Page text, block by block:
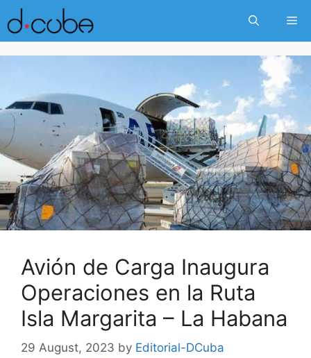
Skip
to
content
Avión de Carga Inaugura
Operaciones en la Ruta
Isla Margarita – La Habana
29 August, 2023 by Editorial-DCuba